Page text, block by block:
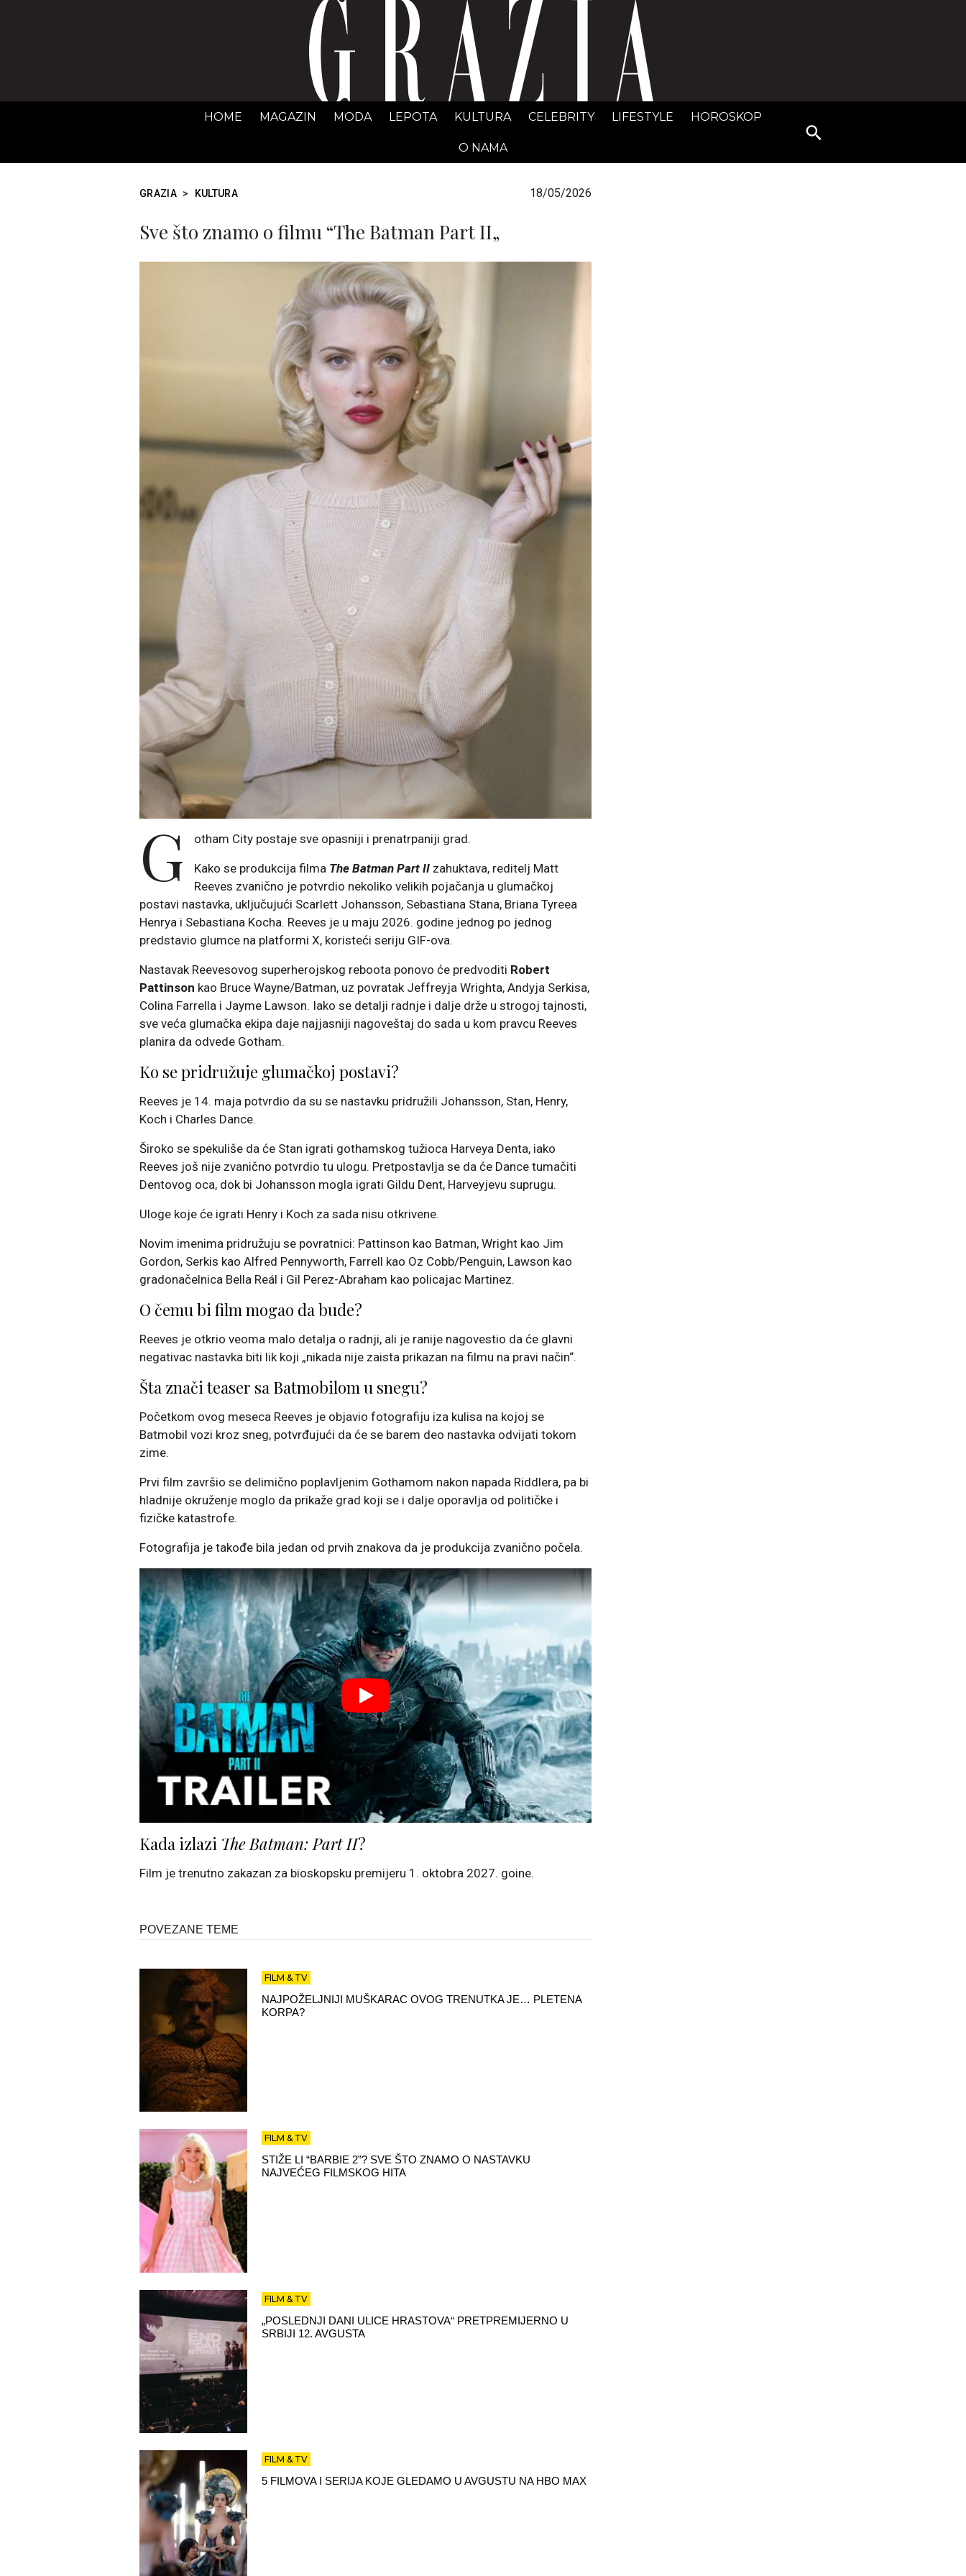
GRAZIA Srbija
HOME MAGAZIN MODA LEPOTA KULTURA CELEBRITY LIFESTYLE HOROSKOP
O NAMA
Search
for:
GRAZIA > KULTURA 18/05/2026
Sve što znamo o filmu “The Batman Part II„
G otham City postaje sve opasniji i prenatrpaniji grad.
Kako se produkcija filma The Batman Part II zahuktava, reditelj Matt
Reeves zvanično je potvrdio nekoliko velikih pojačanja u glumačkoj
postavi nastavka, uključujući Scarlett Johansson, Sebastiana Stana, Briana Tyreea
Henrya i Sebastiana Kocha. Reeves je u maju 2026. godine jednog po jednog
predstavio glumce na platformi X, koristeći seriju GIF-ova.
Nastavak Reevesovog superheroјskog reboota ponovo će predvoditi Robert
Pattinson kao Bruce Wayne/Batman, uz povratak Jeffreyja Wrighta, Andyja Serkisa,
Colina Farrella i Jayme Lawson. Iako se detalji radnje i dalje drže u strogoj tajnosti,
sve veća glumačka ekipa daje najjasniji nagoveštaj do sada u kom pravcu Reeves
planira da odvede Gotham.
Ko se pridružuje glumačkoj postavi?
Reeves je 14. maja potvrdio da su se nastavku pridružili Johansson, Stan, Henry,
Koch i Charles Dance.
Široko se spekuliše da će Stan igrati gothamskog tužioca Harveya Denta, iako
Reeves još nije zvanično potvrdio tu ulogu. Pretpostavlja se da će Dance tumačiti
Dentovog oca, dok bi Johansson mogla igrati Gildu Dent, Harveyjevu suprugu.
Uloge koje će igrati Henry i Koch za sada nisu otkrivene.
Novim imenima pridružuju se povratnici: Pattinson kao Batman, Wright kao Jim
Gordon, Serkis kao Alfred Pennyworth, Farrell kao Oz Cobb/Penguin, Lawson kao
gradonačelnica Bella Reál i Gil Perez-Abraham kao policajac Martinez.
O čemu bi film mogao da bude?
Reeves je otkrio veoma malo detalja o radnji, ali je ranije nagovestio da će glavni
negativac nastavka biti lik koji „nikada nije zaista prikazan na filmu na pravi način“.
Šta znači teaser sa Batmobilom u snegu?
Početkom ovog meseca Reeves je objavio fotografiju iza kulisa na kojoj se
Batmobil vozi kroz sneg, potvrđujući da će se barem deo nastavka odvijati tokom
zime.
Prvi film završio se delimično poplavljenim Gothamom nakon napada Riddlera, pa bi
hladnije okruženje moglo da prikaže grad koji se i dalje oporavlja od političke i
fizičke katastrofe.
Fotografija je takođe bila jedan od prvih znakova da je produkcija zvanično počela.
Kada izlazi The Batman: Part II?
Film je trenutno zakazan za bioskopsku premijeru 1. oktobra 2027. goine.
POVEZANE TEME
FILM & TV
NAJPOŽELJNIJI MUŠKARAC OVOG TRENUTKA JE… PLETENA
KORPA?
FILM & TV
STIŽE LI “BARBIE 2”? SVE ŠTO ZNAMO O NASTAVKU
NAJVEĆEG FILMSKOG HITA
FILM & TV
„POSLEDNJI DANI ULICE HRASTOVA“ PRETPREMIJERNO U
SRBIJI 12. AVGUSTA
FILM & TV
5 FILMOVA I SERIJA KOJE GLEDAMO U AVGUSTU NA HBO MAX